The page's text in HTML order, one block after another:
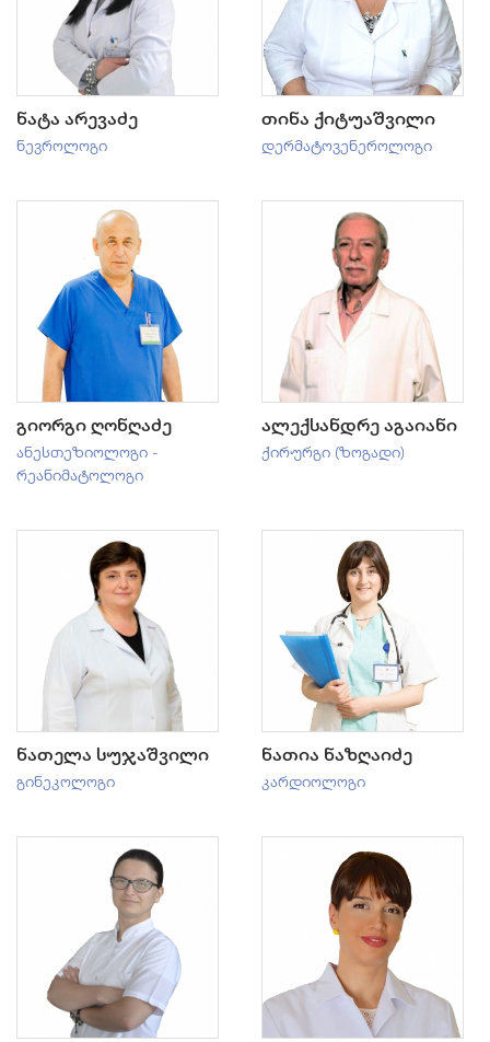
ნატა არევაძე
ნევროლოგი
თინა ქიტუაშვილი
დერმატოვენეროლოგი
გიორგი ღონღაძე
ანესთეზიოლოგი -
რეანიმატოლოგი
ალექსანდრე აგაიანი
ქირურგი (ზოგადი)
ნათელა სუჯაშვილი
გინეკოლოგი
ნათია ნაზღაიძე
კარდიოლოგი